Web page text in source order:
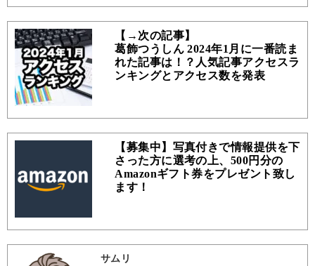
【→次の記事】
葛飾つうしん 2024年1月に一番読ま
れた記事は！？人気記事アクセスラ
ンキングとアクセス数を発表
【募集中】写真付きで情報提供を下
さった方に選考の上、500円分の
Amazonギフト券をプレゼント致し
ます！
サムリ